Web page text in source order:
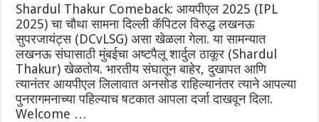
Shardul Thakur Comeback: आयपीएल 2025 (IPL
2025) चा चौथा सामना दिल्ली कॅपिटल विरुद्ध लखनऊ
सुपरजायंट्स (DCvLSG) असा खेळला गेला. या सामन्यात
लखनऊ संघासाठी मुंबईचा अष्टपैलू शार्दुल ठाकूर (Shardul
Thakur) खेळतोय. भारतीय संघातून बाहेर, दुखापत आणि
त्यानंतर आयपीएल लिलावात अनसोड राहिल्यानंतर त्याने आपल्या
पुनरागमनाच्या पहिल्याच षटकात आपला दर्जा दाखवून दिला.
Welcome …